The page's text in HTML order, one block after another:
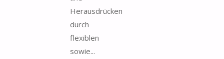
Herausdrücken
durch
flexiblen
sowie...